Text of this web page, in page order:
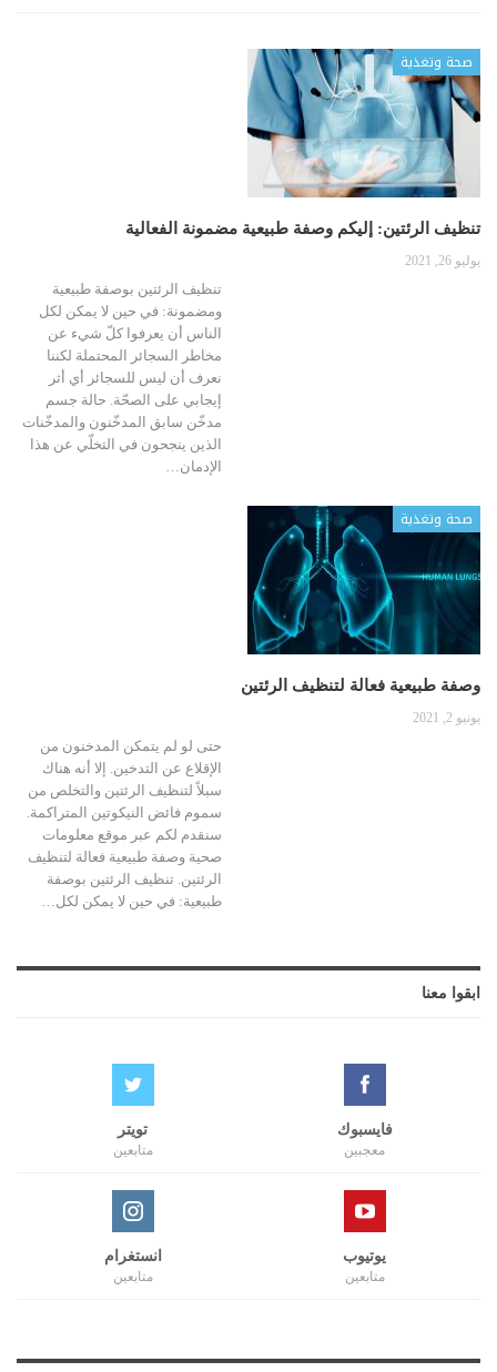
صحة وتغذية
تنظيف الرئتين: إليكم وصفة طبيعية مضمونة الفعالية
يوليو 26, 2021
تنظيف الرئتين بوصفة طبيعية
ومضمونة: في حين لا يمكن لكل
الناس أن يعرفوا كلّ شيء عن
مخاطر السجائر المحتملة لكننا
نعرف أن ليس للسجائر أي أثر
إيجابي على الصحّة. حالة جسم
مدخّن سابق المدخّنون والمدخّنات
الذين ينجحون في التخلّي عن هذا
الإدمان…
صحة وتغذية
وصفة طبيعية فعالة لتنظيف الرئتين
يونيو 2, 2021
حتى لو لم يتمكن المدخنون من
الإقلاع عن التدخين. إلا أنه هناك
سبلاً لتنظيف الرئتين والتخلص من
سموم فائض النيكوتين المتراكمة.
سنقدم لكم عبر موقع معلومات
صحية وصفة طبيعية فعالة لتنظيف
الرئتين. تنظيف الرئتين بوصفة
طبيعية: في حين لا يمكن لكل…
ابقوا معنا
فايسبوك
معجبين
تويتر
متابعين
يوتيوب
متابعين
انستغرام
متابعين